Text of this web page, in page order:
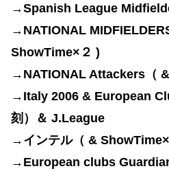
→Spanish League
→NATIONAL
ShowTime×２ )
→ NATIONAL Attackers（ &
→ Italy 2006 & European
刻）＆ J.League
→インテル（ &
→European clubs